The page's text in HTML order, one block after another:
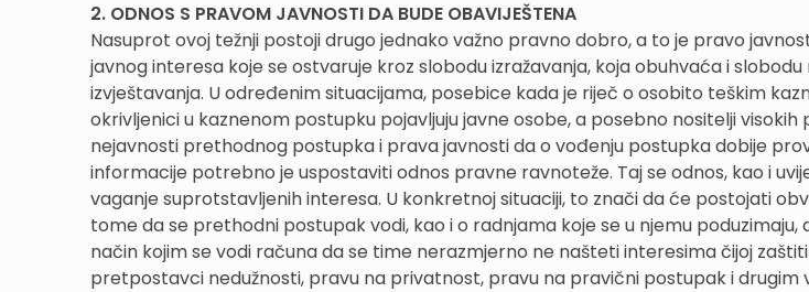
2. ODNOS S PRAVOM JAVNOSTI DA BUDE OBAVIJEŠTENA
Nasuprot ovoj težnji postoji drugo jednako važno pravno dobro, a to je pravo
javnog interesa koje se ostvaruje kroz slobodu izražavanja, koja obuhvaća i
izvještavanja. U određenim situacijama, posebice kada je riječ o osobito teškim
okrivljenici u kaznenom postupku pojavljuju javne osobe, a posebno nositelji visokih
nejavnosti prethodnog postupka i prava javnosti da o vođenju postupka dobije
informacije potrebno je uspostaviti odnos pravne ravnoteže. Taj se odnos, kao i
vaganje suprotstavljenih interesa. U konkretnoj situaciji, to znači da će postojati
tome da se prethodni postupak vodi, kao i o radnjama koje se u njemu poduzimaju,
način kojim se vodi računa da se time nerazmjerno ne našteti interesima čijoj
pretpostavci nedužnosti, pravu na privatnost, pravu na pravični postupak i drugim